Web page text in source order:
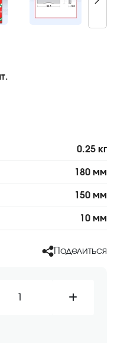
0.25 кг
180 мм
150 мм
10 мм
Поделиться